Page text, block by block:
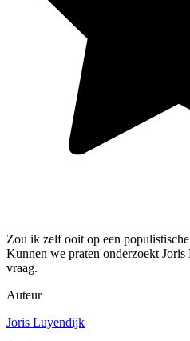
Zou ik zelf ooit op een
Kunnen we praten onderzoekt
vraag.
Auteur
Joris Luyendijk